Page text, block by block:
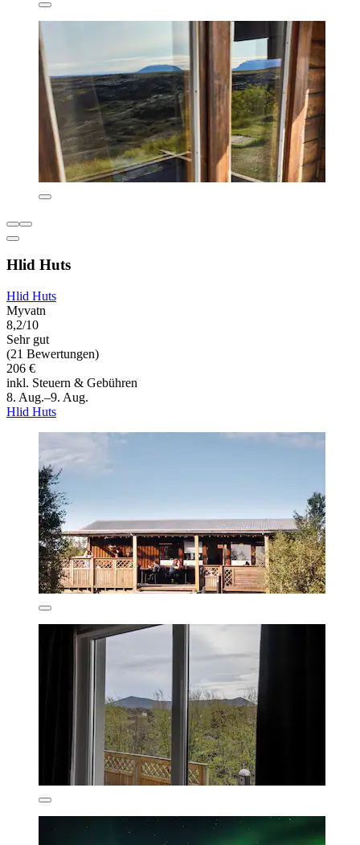
Hlid Huts
Hlid Huts
Myvatn
8,2/10
Sehr gut
(21 Bewertungen)
206 €
inkl. Steuern & Gebühren
8. Aug.–9. Aug.
Hlid Huts